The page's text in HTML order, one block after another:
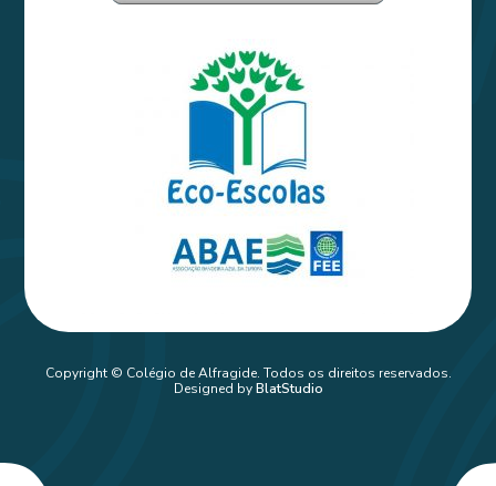
Copyright © Colégio de Alfragide. Todos os direitos reservados.
Designed byBlatStudio